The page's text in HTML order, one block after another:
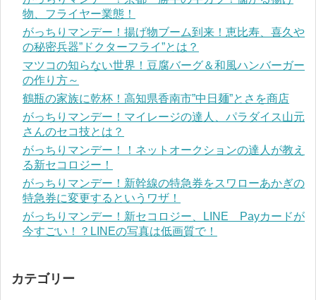
物、フライヤー業態！
がっちりマンデー！揚げ物ブーム到来！恵比寿、喜久や
の秘密兵器”ドクターフライ”とは？
マツコの知らない世界！豆腐バーグ＆和風ハンバーガー
の作り方～
鶴瓶の家族に乾杯！高知県香南市”中日麺”とさを商店
がっちりマンデー！マイレージの達人、パラダイス山元
さんのセコ技とは？
がっちりマンデー！！ネットオークションの達人が教え
る新セコロジー！
がっちりマンデー！新幹線の特急券をスワローあかぎの
特急券に変更するというワザ！
がっちりマンデー！新セコロジー、LINE Payカードが
今すごい！？LINEの写真は低画質で！
カテゴリー